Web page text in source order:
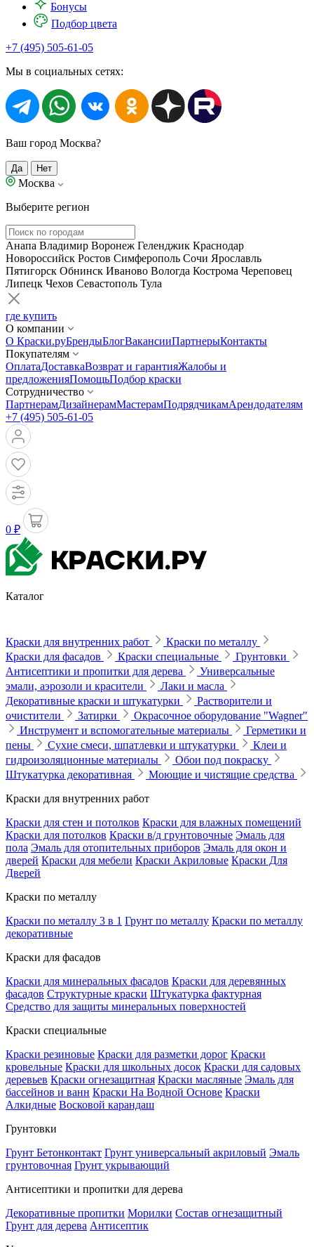
Бонусы
Подбор цвета
+7 (495) 505-61-05
Мы в социальных сетях:
Ваш город Москва?
Да Нет
Москва
Выберите регион
Анапа Владимир Воронеж Геленджик Краснодар
Новороссийск Ростов Симферополь Сочи Ярославль
Пятигорск Обнинск Иваново Вологда Кострома Череповец
Липецк Чехов Севастополь Тула
где купить
О компании
О Краски.руБрендыБлогВакансииПартнерыКонтакты
Покупателям
ОплатаДоставкаВозврат и гарантияЖалобы и
предложенияПомощьПодбор краски
Сотрудничество
ПартнерамДизайнерамМастерамПодрядчикамАрендодателям
+7 (495) 505-61-05
0 ₽
Каталог
Краски для внутренних работ
Краски по металлу
Краски для фасадов
Краски специальные
Грунтовки
Антисептики и пропитки для дерева
Универсальные
эмали, аэрозоли и красители
Лаки и масла
Декоративные краски и штукатурки
Растворители и
очистители
Затирки
Окрасочное оборудование "Wagner"
Инструмент и вспомогательные материалы
Герметики и
пены
Сухие смеси, шпатлевки и штукатурки
Клеи и
гидроизоляционные материалы
Обои под покраску
Штукатурка декоративная
Моющие и чистящие средства
Краски для внутренних работ
Краски для стен и потолков Краски для влажных помещений
Краски для потолков Краски в/д грунтовочные Эмаль для
пола Эмаль для отопительных приборов Эмаль для окон и
дверей Краски для мебели Краски Акриловые Краски Для
Дверей
Краски по металлу
Краски по металлу 3 в 1 Грунт по металлу Краски по металлу
декоративные
Краски для фасадов
Краски для минеральных фасадов Краски для деревянных
фасадов Структурные краски Штукатурка фактурная
Средство для защиты минеральных поверхностей
Краски специальные
Краски резиновые Краски для разметки дорог Краски
кровельные Краски для школьных досок Краски для садовых
деревьев Краски огнезащитная Краски масляные Эмаль для
бассейнов и ванн Краски На Водной Основе Краски
Алкидные Восковой карандаш
Грунтовки
Грунт Бетонконтакт Грунт универсальный акриловый Эмаль
грунтовочная Грунт укрывающий
Антисептики и пропитки для дерева
Декоративные пропитки Морилки Состав огнезащитный
Грунт для дерева Антисептик